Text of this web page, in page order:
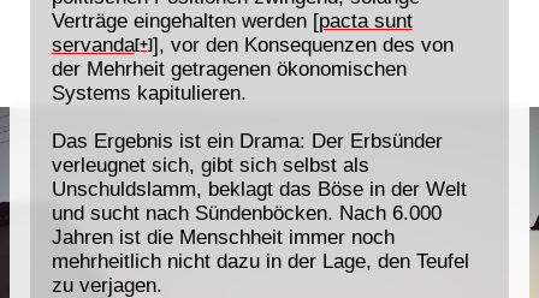
Verträge eingehalten werden [pacta sunt
servanda[+]], vor den Konsequenzen des von
der Mehrheit getragenen ökonomischen
Systems kapitulieren.
Das Ergebnis ist ein Drama: Der Erbsünder
verleugnet sich, gibt sich selbst als
Unschuldslamm, beklagt das Böse in der Welt
und sucht nach Sündenböcken. Nach 6.000
Jahren ist die Menschheit immer noch
mehrheitlich nicht dazu in der Lage, den Teufel
zu verjagen.